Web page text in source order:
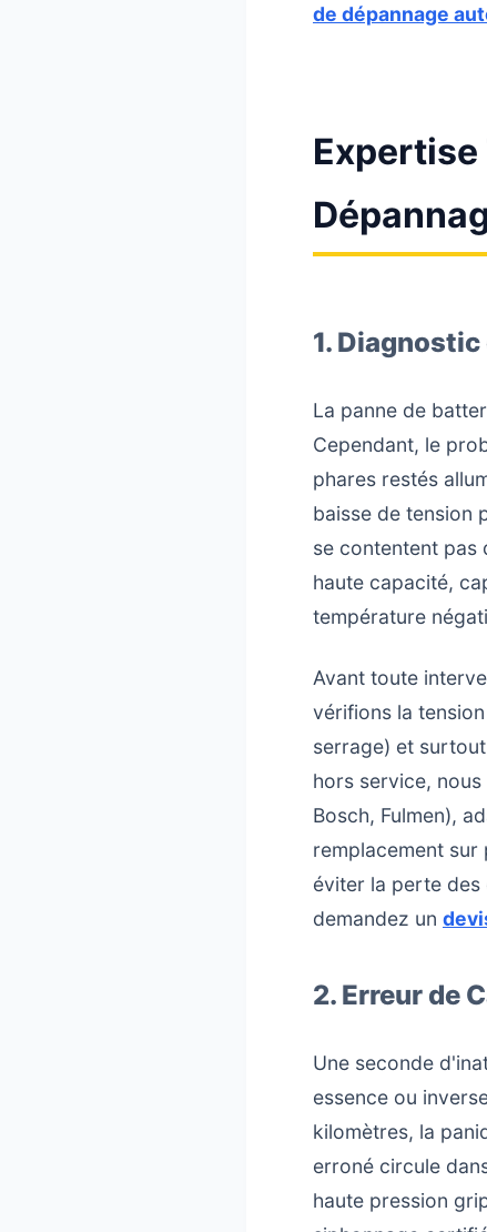
de dépannage
Expertise
1.
La panne de
Cependant, le
phares restés
baisse de tension
se contentent pas
haute capacité,
température
Avant toute
vérifions la
serrage) et
hors service,
Bosch, Fulmen),
remplacement
éviter la perte
demandez un
2. Erreur de
Une seconde
essence ou
kilomètres, la
erroné circule
haute pression